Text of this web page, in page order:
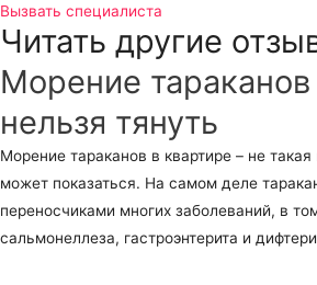
Вызвать специалиста
Читать другие
Морение
нельзя тянуть
Морение тараканов в квартире – не
может показаться. На самом деле
переносчиками многих заболеваний, в
сальмонеллеза, гастроэнтерита и